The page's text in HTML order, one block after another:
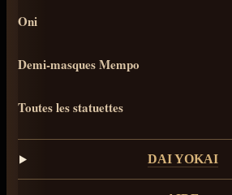
Oni
Demi-masques Mempo
Toutes les statuettes
DAI YOKAI